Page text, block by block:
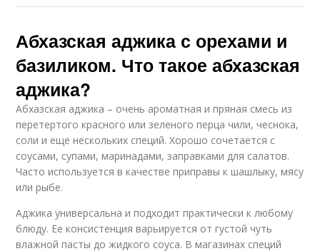
Абхазская аджика с орехами и
базиликом. Что такое абхазская
аджика?
Абхазская аджика – очень ароматная и пряная смесь из
перетертого красного или зеленого перца чили, чеснока,
соли и еще нескольких специй. Хорошо сочетается с
соусами, супами, маринадами, заправками для салатов.
Часто используется в качестве приправы к шашлыку, мясу
или рыбе.
Аджика универсальна и подходит практически к любому
блюду. Ее консистенция варьируется от густой чуть
влажной пасты до жидкого соуса. В магазинах специй